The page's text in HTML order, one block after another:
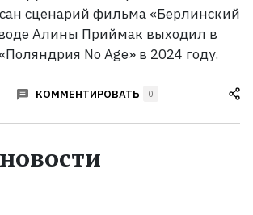
сценарий фильма «Берлинский
Алины Приймак выходил в
No Age» в 2024 году.
КОММЕНТИРОВАТЬ 0